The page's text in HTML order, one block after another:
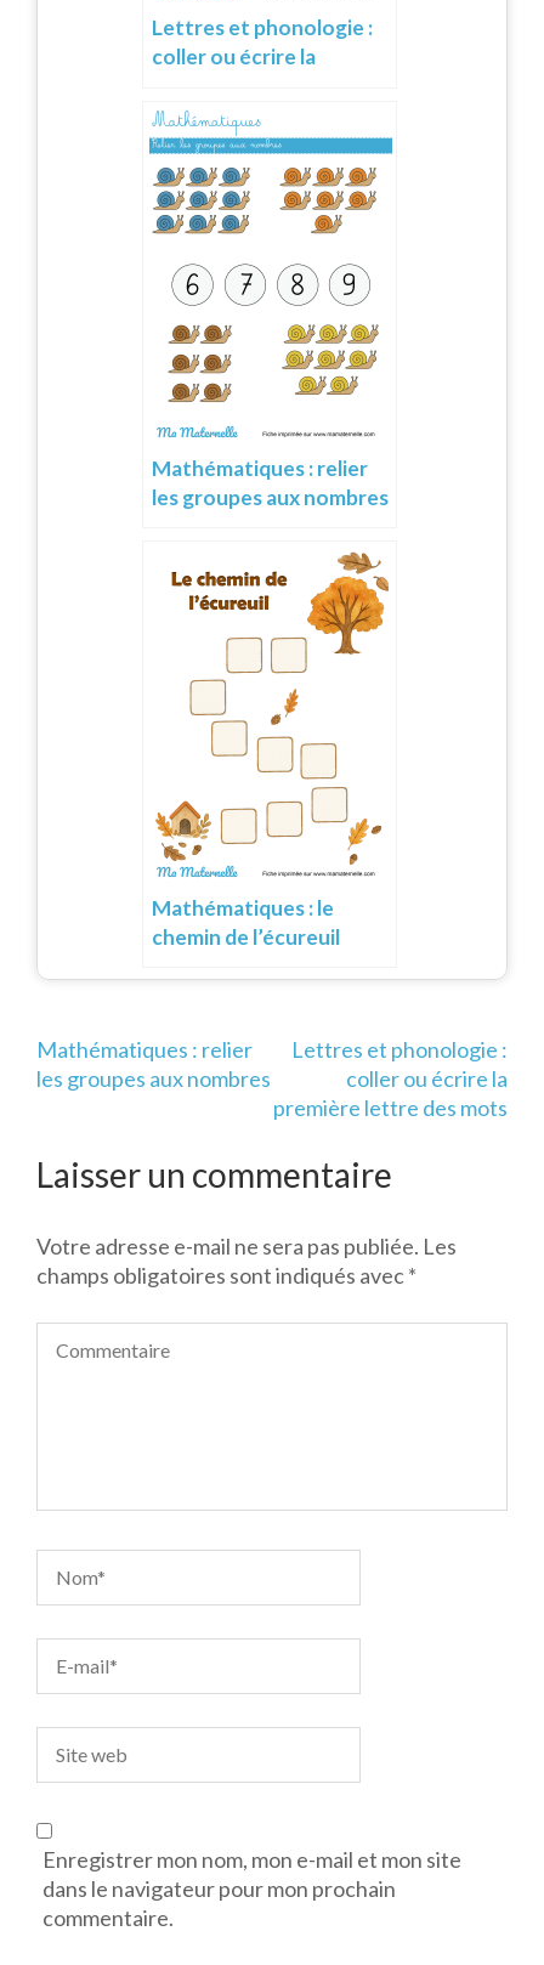
Lettres et phonologie :
coller ou écrire la
Mathématiques : relier
les groupes aux nombres
Mathématiques : le
chemin de l’écureuil
Navigation
de
Mathématiques : relier
les groupes aux nombres
Lettres et phonologie :
coller ou écrire la
première lettre des mots
Laisser un commentaire
Votre adresse e-mail ne sera pas publiée. Les
champs obligatoires sont indiqués avec*
Enregistrer mon nom, mon e-mail et mon site
dans le navigateur pour mon prochain
commentaire.